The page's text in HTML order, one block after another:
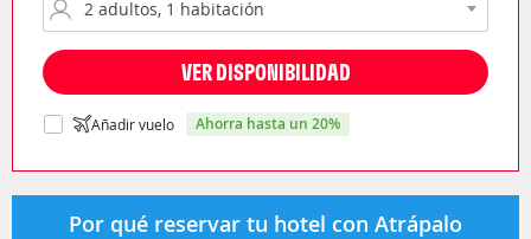
VER DISPONIBILIDAD
Añadir vuelo ahorra hasta un 20%
Por qué reservar tu hotel con Atrápalo